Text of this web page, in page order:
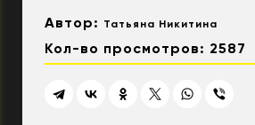
Автор: Татьяна Никитина
Кол-во просмотров: 2587